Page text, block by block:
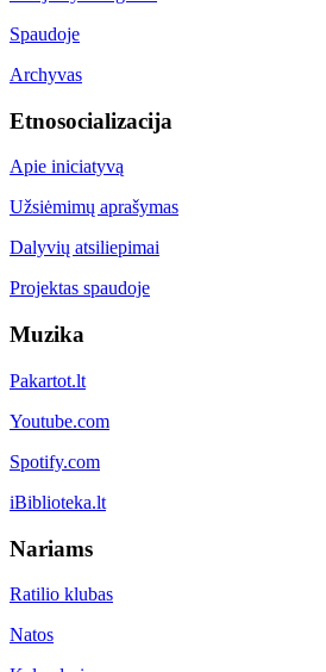
Spaudoje
Archyvas
Etnosocializacija
Apie iniciatyvą
Užsiėmimų aprašymas
Dalyvių atsiliepimai
Projektas spaudoje
Muzika
Pakartot.lt
Youtube.com
Spotify.com
iBiblioteka.lt
Nariams
Ratilio klubas
Natos